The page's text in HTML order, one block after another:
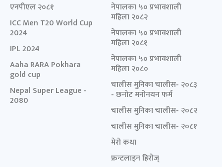
एनपीएल २०८१
ICC Men T20 World Cup
2024
IPL 2024
Aaha RARA Pokhara
gold cup
Nepal Super League -
2080
नेपालका ५० प्रभावशाली
महिला २०८२
नेपालका ५० प्रभावशाली
महिला २०८१
नेपालका ५० प्रभावशाली
महिला २०८०
चालीस मुनिका चालीस- २०८३
- छनोट मनोनयन फर्म
चालीस मुनिका चालीस- २०८२
चालीस मुनिका चालीस- २०८१
मेरो कथा
फ्रन्टलाइन हिरोज्